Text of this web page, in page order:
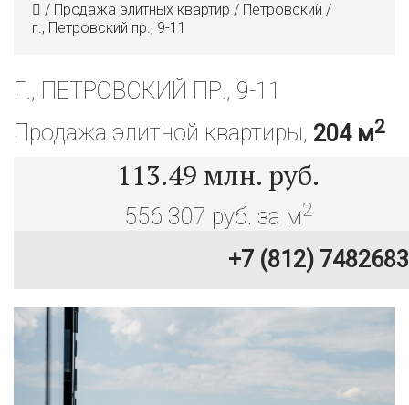
/ Продажа элитных квартир / Петровский /
г., Петровский пр., 9-11
Г., ПЕТРОВСКИЙ ПР., 9-11
Продажа элитной квартиры, 204 м2
113.49 млн. руб.
556 307 руб. за м2
+7 (812) 7482683